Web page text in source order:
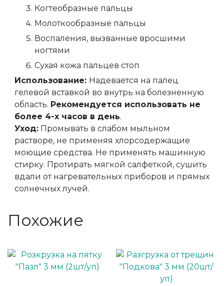
Когтеобразные пальцы
Молоткообразные пальцы
Воспаления, вызванные вросшими
ногтями
Сухая кожа пальцев стоп
Использование: Надевается на палец
гелевой вставкой во внутрь на болезненную
область. Рекомендуется использовать не
более 4-х часов в день.
Уход: Промывать в слабом мыльном
растворе, не применяя хлорсодержащие
моющие средства. Не применять машинную
стирку. Протирать мягкой салфеткой, сушить
вдали от нагревательных приборов и прямых
солнечных лучей.
Похожие